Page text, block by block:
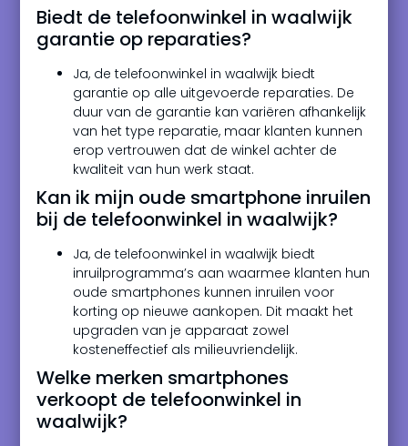
Biedt de telefoonwinkel in waalwijk
garantie op reparaties?
Ja, de telefoonwinkel in waalwijk biedt
garantie op alle uitgevoerde reparaties. De
duur van de garantie kan variëren afhankelijk
van het type reparatie, maar klanten kunnen
erop vertrouwen dat de winkel achter de
kwaliteit van hun werk staat.
Kan ik mijn oude smartphone inruilen
bij de telefoonwinkel in waalwijk?
Ja, de telefoonwinkel in waalwijk biedt
inruilprogramma’s aan waarmee klanten hun
oude smartphones kunnen inruilen voor
korting op nieuwe aankopen. Dit maakt het
upgraden van je apparaat zowel
kosteneffectief als milieuvriendelijk.
Welke merken smartphones
verkoopt de telefoonwinkel in
waalwijk?